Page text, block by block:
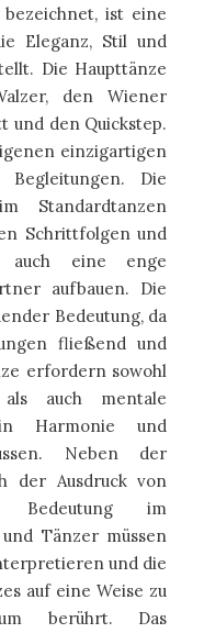
bezeichnet, ist eine
Eleganz, Stil und
Die Haupttänze
den Wiener
und den Quickstep.
einzigartigen
Begleitungen. Die
Standardtanzen
Schrittfolgen und
auch eine enge
aufbauen. Die
Bedeutung, da
fließend und
erfordern sowohl
als auch mentale
Harmonie und
Neben der
der Ausdruck von
Bedeutung im
Tänzer müssen
und die
auf eine Weise zu
berührt. Das